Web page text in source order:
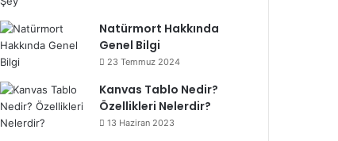
Natürmort Hakkında
Genel Bilgi
23 Temmuz 2024
Kanvas Tablo Nedir?
Özellikleri Nelerdir?
13 Haziran 2023